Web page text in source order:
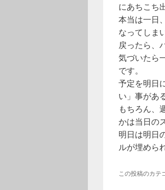
にあちこち
本当は一日
なってしま
戻ったら、
気づいたら
です。
予定を明日
い」事があ
もちろん、
かは当日の
明日は明日
ルが埋めら
この投稿のカテ